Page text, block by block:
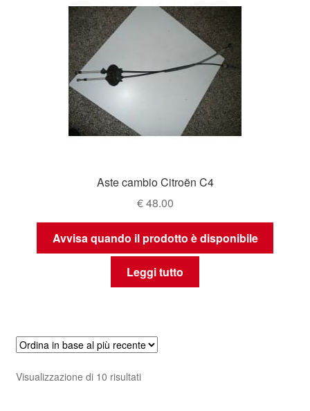
Aste cambio Citroën C4
€48.00
Avvisa quando il prodotto è disponibile
Leggi tutto
Visualizzazione di 10 risultatiOrdina